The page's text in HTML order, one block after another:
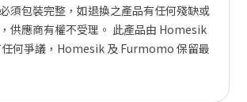
須包裝完整，如退換之產品有任何殘缺或
供應商有權不受理。 此產品由 Homesik
何爭議，Homesik 及 Furmomo 保留最